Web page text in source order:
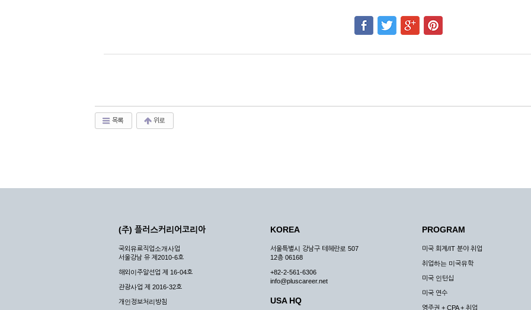
목록 위로
(주) 플러스커리어코리아
국외유료직업소개사업
서울강남 유 제2010-6호
해외이주알선업 제 16-04호
관광사업 제 2016-32호
개인정보처리방침
KOREA
서울특별시 강남구 테헤란로 507
12층 06168
+82-2-561-6306
info@pluscareer.net
USA HQ
PROGRAM
미국 회계/IT 분야 취업
취업하는 미국유학
미국 인턴십
미국 연수
영주권 + CPA + 취업